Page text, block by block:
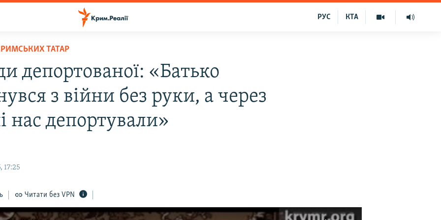
КТА
РУС
ТАТАР
депортованої: «Батько
з війни без руки, а через
нас депортували»
17:25
Читати без VPN